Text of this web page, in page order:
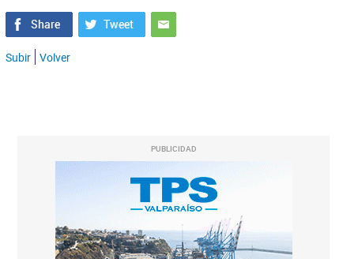
Subir Volver
PUBLICIDAD